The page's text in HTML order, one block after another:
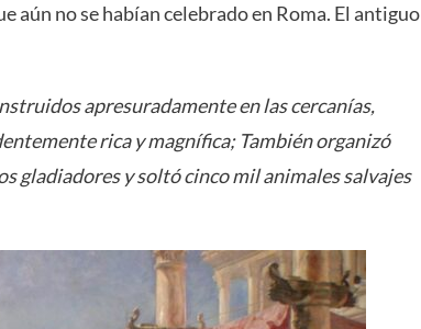
aún no se habían celebrado en Roma. El antiguo
apresuradamente en las cercanías,
rica y magnífica; También organizó
gladiadores y soltó cinco mil animales salvajes